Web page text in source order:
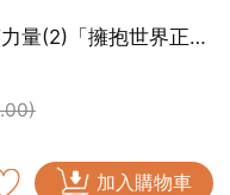
量(2)「擁抱世界正能
加入購物車